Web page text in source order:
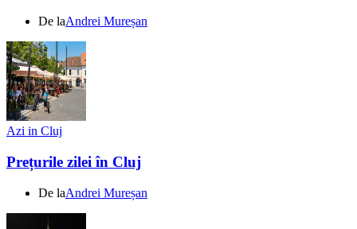
De laAndrei Mureșan
Azi in Cluj
Prețurile zilei în Cluj
De laAndrei Mureșan